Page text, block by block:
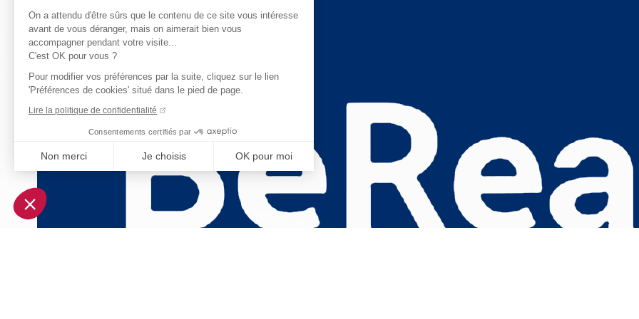
On a attendu d'être sûrs que le contenu de ce site vous intéresse
avant de vous déranger, mais on aimerait bien vous
accompagner pendant votre visite...
C'est OK pour vous ?
Pour modifier vos préférences par la suite, cliquez sur le lien
'Préférences de cookies' situé dans le pied de page.
Lire la politique de confidentialité
Consentements certifiés par
Non merci Je choisis OK pour moi
Plateforme de Gestion du Consentement : Personnalisez vos Options
Notre plateforme vous permet d'adapter et de gérer vos paramètres de confidentialité, en garantissant la conformité avec